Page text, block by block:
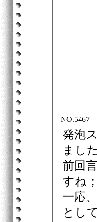
NO.5467
発泡
ました
前回
すね；
一応
とし